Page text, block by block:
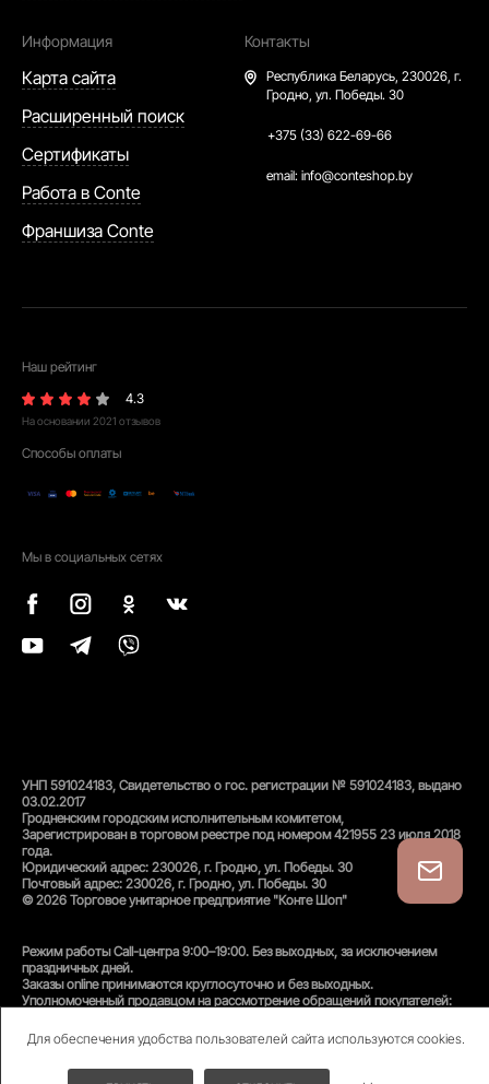
Для обеспечения удобства пользователей сайта используются cookies.
Информация
Карта сайта
Расширенный поиск
Сертификаты
Работа в Conte
Франшиза Conte
Контакты
Республика Беларусь, 230026, г.
Гродно, ул. Победы. 30
+375 (33) 622-69-66
email: info@conteshop.by
Наш рейтинг
4.3
На основании 2021 отзывов
Способы оплаты
Мы в социальных сетях
УНП 591024183, Свидетельство о гос. регистрации № 591024183, выдано
03.02.2017
Гродненским городским исполнительным комитетом,
Зарегистрирован в торговом реестре под номером 421955 23 июля 2018
года.
Юридический адрес: 230026, г. Гродно, ул. Победы. 30
Почтовый адрес: 230026, г. Гродно, ул. Победы. 30
© 2026 Торговое унитарное предприятие "Конте Шоп"
Режим работы Call-центра 9:00–19:00. Без выходных, за исключением
праздничных дней.
Заказы online принимаются круглосуточно и без выходных.
Уполномоченный продавцом на рассмотрение обращений покупателей:
Унитарного предприятия «Конте Шоп», тел:+375(152)50-94-35, email:
info@conteshop.by
Уполномоченный по защите прав потребителей: